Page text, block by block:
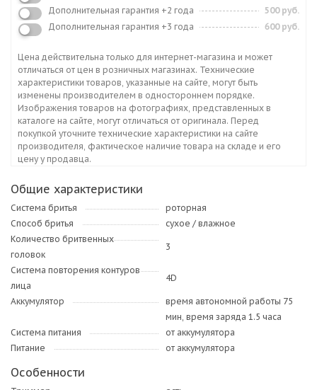
Дополнительная гарантия +2 года
500 руб.
Дополнительная гарантия +3 года
600 руб.
Цена действительна только для интернет-магазина и может
отличаться от цен в розничных магазинах. Технические
характеристики товаров, указанные на сайте, могут быть
изменены производителем в одностороннем порядке.
Изображения товаров на фотографиях, представленных в
каталоге на сайте, могут отличаться от оригинала. Перед
покупкой уточните технические характеристики на сайте
производителя, фактическое наличие товара на складе и его
цену у продавца.
Общие характеристики
Система бритья
роторная
Способ бритья
сухое / влажное
Количество бритвенных
головок
3
Система повторения контуров
лица
4D
Аккумулятор
время автономной работы 75
мин, время заряда 1.5 часа
Система питания
от аккумулятора
Питание
от аккумулятора
Особенности